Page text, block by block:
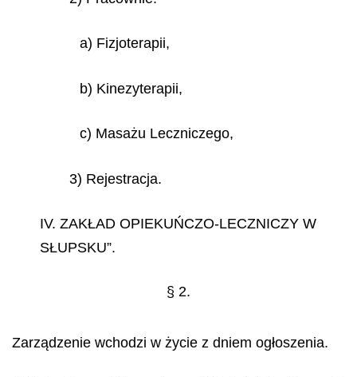
a) Fizjoterapii,
b) Kinezyterapii,
c) Masażu Leczniczego,
3) Rejestracja.
IV. ZAKŁAD OPIEKUŃCZO-LECZNICZY W
SŁUPSKU”.
§ 2.
Zarządzenie wchodzi w życie z dniem ogłoszenia.